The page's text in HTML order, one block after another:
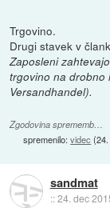
Trgovino.
Drugi stavek v
Zaposleni
trgovino na drobno
Versandhandel).
Zgodovina sprememb…
spremenilo:videc (
sandmat
::24. dec